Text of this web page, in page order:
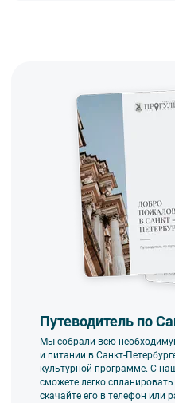
Наличными или картой
м. «Площадь
Вы можете заказать
Наш курьер подъедет в
городе.Стоимость
согласовываются с
Путеводитель по
Мы собрали всю
и питании в Санкт-
культурной программе. С
сможете легко
скачайте его в телефон или